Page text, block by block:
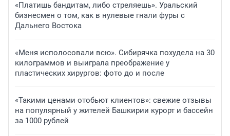
«Платишь бандитам, либо стреляешь». Уральский
бизнесмен о том, как в нулевые гнали фуры с
Дальнего Востока
«Меня исполосовали всю». Сибирячка похудела на 30
килограммов и выиграла преображение у
пластических хирургов: фото до и после
«Такими ценами отобьют клиентов»: свежие отзывы
на популярный у жителей Башкирии курорт и бассейн
за 1000 рублей